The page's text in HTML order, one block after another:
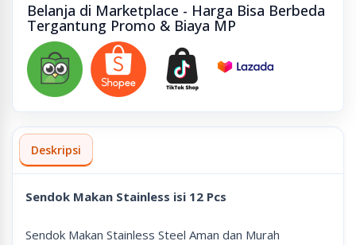
Belanja di Marketplace - Harga Bisa Berbeda
Tergantung Promo & Biaya MP
Deskripsi
Sendok Makan Stainless isi 12 Pcs
Sendok Makan Stainless Steel Aman dan Murah